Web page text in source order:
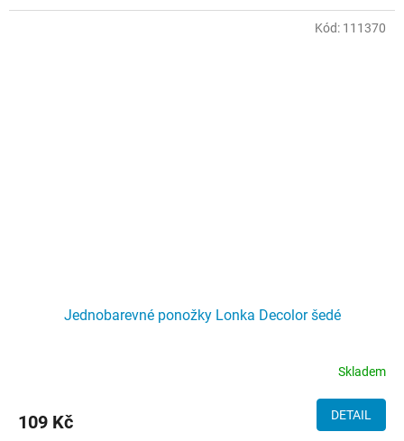
Jednobarevné ponožky Lonka Decolor šedé
Skladem
109 Kč DETAIL
Kód: 111370